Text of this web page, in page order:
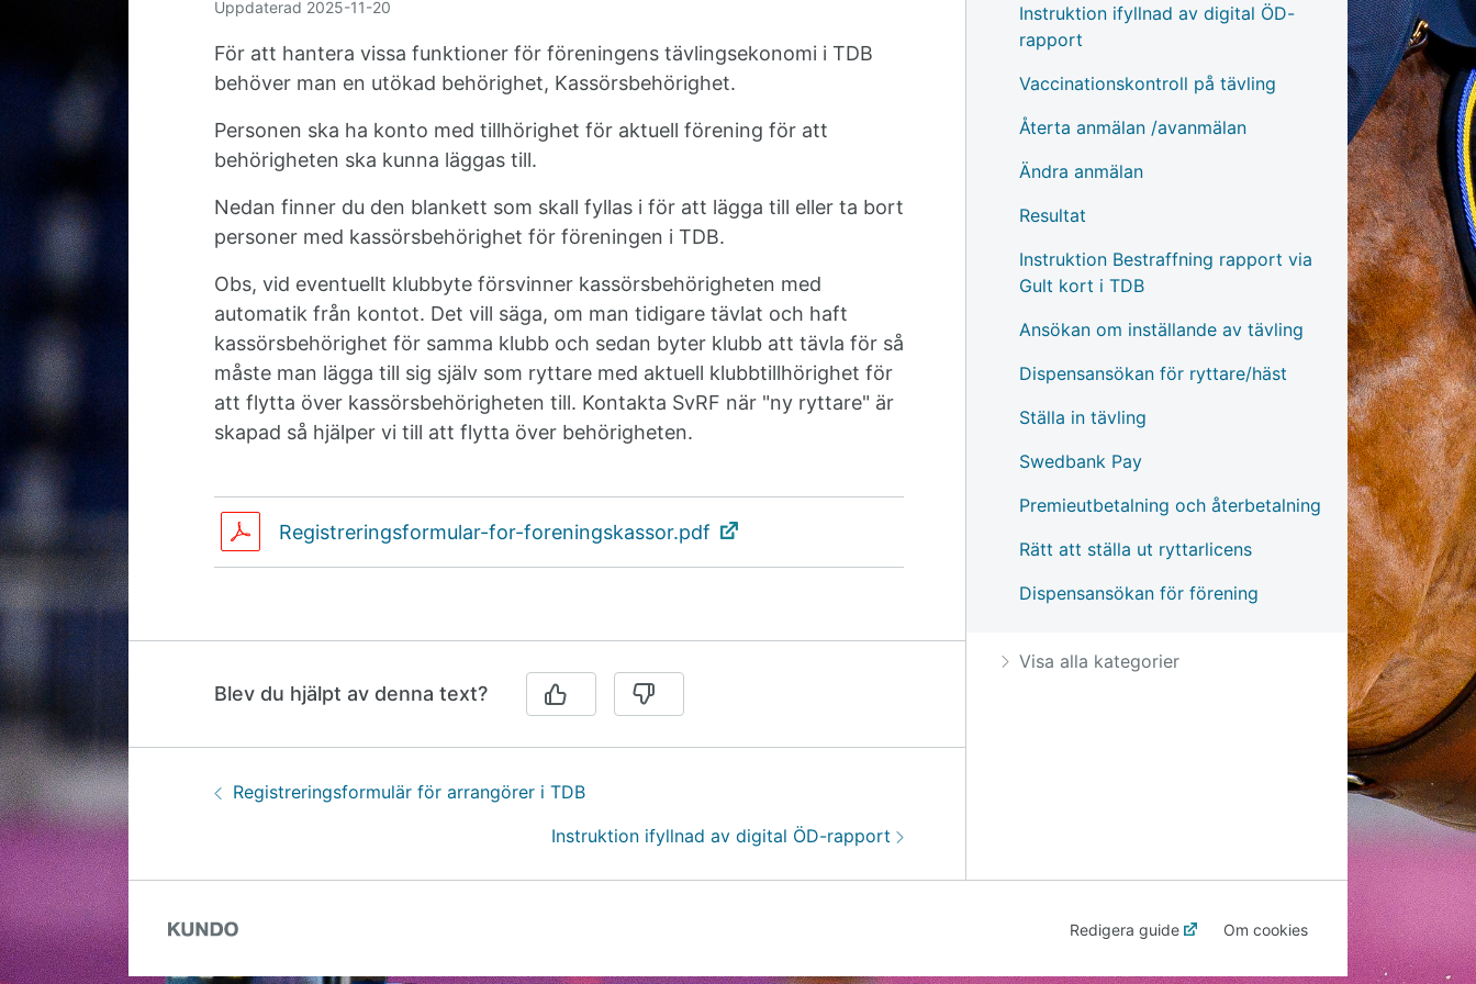
Uppdaterad 2025-11-20
För att hantera vissa funktioner för föreningens tävlingsekonomi i TDB
behöver man en utökad behörighet, Kassörsbehörighet.
Personen ska ha konto med tillhörighet för aktuell förening för att
behörigheten ska kunna läggas till.
Nedan finner du den blankett som skall fyllas i för att lägga till eller ta bort
personer med kassörsbehörighet för föreningen i TDB.
Obs, vid eventuellt klubbyte försvinner kassörsbehörigheten med
automatik från kontot. Det vill säga, om man tidigare tävlat och haft
kassörsbehörighet för samma klubb och sedan byter klubb att tävla för så
måste man lägga till sig själv som ryttare med aktuell klubbtillhörighet för
att flytta över kassörsbehörigheten till. Kontakta SvRF när "ny ryttare" är
skapad så hjälper vi till att flytta över behörigheten.
Bifogade filer
Registreringsformular-for-foreningskassor.pdf
Blev du hjälpt av denna text?
Guidenavigering
Föregående:
Registreringsformulär för arrangörer i TDB
Nästa:
Instruktion ifyllnad av digital ÖD-rapport
Instruktion ifyllnad av digital ÖD-
rapport
Vaccinationskontroll på tävling
Återta anmälan /avanmälan
Ändra anmälan
Resultat
Instruktion Bestraffning rapport via
Gult kort i TDB
Ansökan om inställande av tävling
Dispensansökan för ryttare/häst
Ställa in tävling
Swedbank Pay
Premieutbetalning och återbetalning
Rätt att ställa ut ryttarlicens
Dispensansökan för förening
Visa alla kategorier
Redigera guide Om cookies